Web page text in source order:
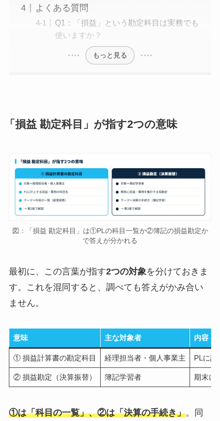
よくある質問
Q1：「損益」という勘定科目は実務でも
使いますか？
もっと見る
「損益 勘定科目」が指す2つの意味
図：「損益 勘定科目」は①PLの科目一覧か②簿記の損益勘定か
で答えが分かれる
最初に、この言葉が指す2つの対象 を分けておきま
す。これを混同すると、調べても答えがかみ合い
ません。
意味 主な対象者 内容
① 損益計算書の勘定科目 経理担当者・個人事業主 PLに計
② 損益勘定（決算振替） 簿記学習者 期末に
①は「科目の一覧」、②は「決算の手続き」。同